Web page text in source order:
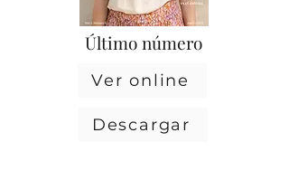
Último número
Ver online
Descargar